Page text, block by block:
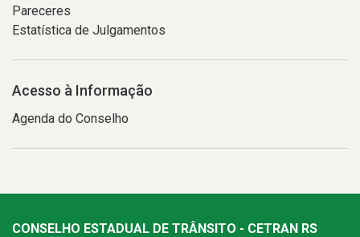
Pareceres
Estatística de Julgamentos
Acesso à Informação
Agenda do Conselho
CONSELHO ESTADUAL DE TRÂNSITO - CETRAN RS